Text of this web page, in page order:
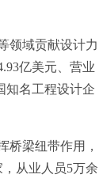
领域贡献设计力
亿美元、营业
知名工程设计企
桥梁纽带作用，
从业人员5万余